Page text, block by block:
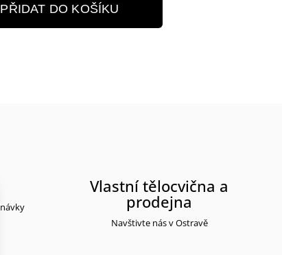
PŘIDAT DO KOŠÍKU
Vlastní tělocvična a
prodejna
Navštivte nás v Ostravě